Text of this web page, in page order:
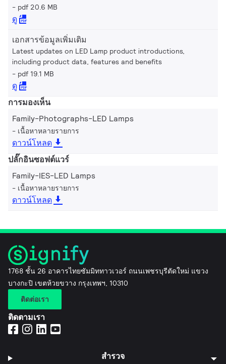
pdf 20.6 MB
ดู
เอกสารข้อมูลเพิ่มเติม
Latest updates on LED Lamp product introductions,
including product data, features and benefits
pdf 19.1 MB
ดู
การมองเห็น
Family-Photographs-LED Lamps
เนื้อหาหลายรายการ
ดาวน์โหลด
ปลั๊กอินซอฟต์แวร์
Family-IES-LED Lamps
เนื้อหาหลายรายการ
ดาวน์โหลด
1768 ชั้น 26 อาคารไทยซัมมิททาวเวอร์ ถนนเพชรบุรีตัดใหม่ แขวง
บางกะปิ เขตห้วยขวาง กรุงเทพฯ, 10310
ติดต่อเรา
ติดตามเรา
สำรวจ